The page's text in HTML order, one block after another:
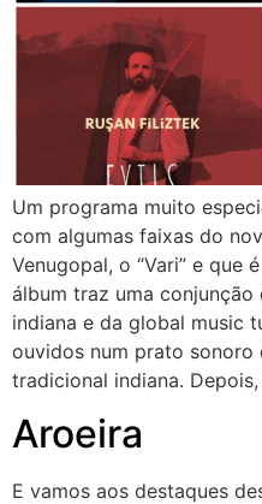
Um programa muito
com algumas faixas do
Venugopal, o “Vari” e que
álbum traz uma conjunção
indiana e da global music
ouvidos num prato sonoro
tradicional indiana.
Aroeira
E vamos aos destaques